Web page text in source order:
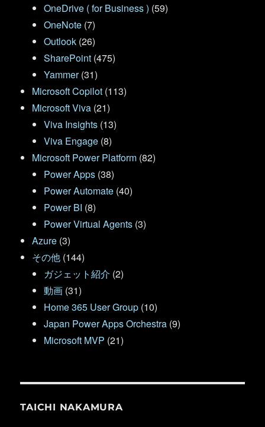
OneDrive ( for Business ) (59)
OneNote (7)
Outlook (26)
SharePoint (475)
Yammer(31)
Microsoft Copilot (113)
Microsoft Viva (21)
Viva Insights (13)
Viva Engage (8)
Microsoft Power Platform (82)
Power Apps (38)
Power Automate (40)
Power BI (8)
Power Virtual Agents (3)
Azure (3)
その他 (144)
ガジェット紹介 (2)
動画 (31)
Home 365 User Group (10)
Japan Power Apps Orchestra (9)
Microsoft MVP (21)
TAICHI NAKAMURA